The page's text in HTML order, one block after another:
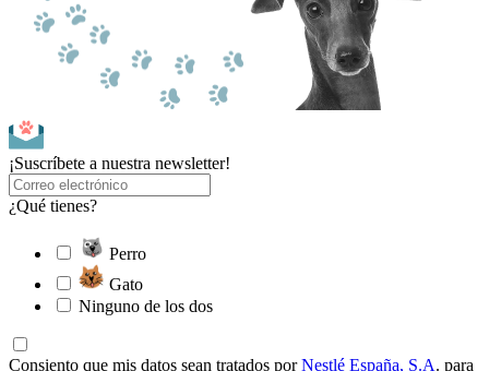
¡Suscríbete a nuestra newsletter!
¿Qué tienes?
Perro
Gato
Ninguno de los dos
Consiento que mis datos sean tratados porNestlé España, S.A. para